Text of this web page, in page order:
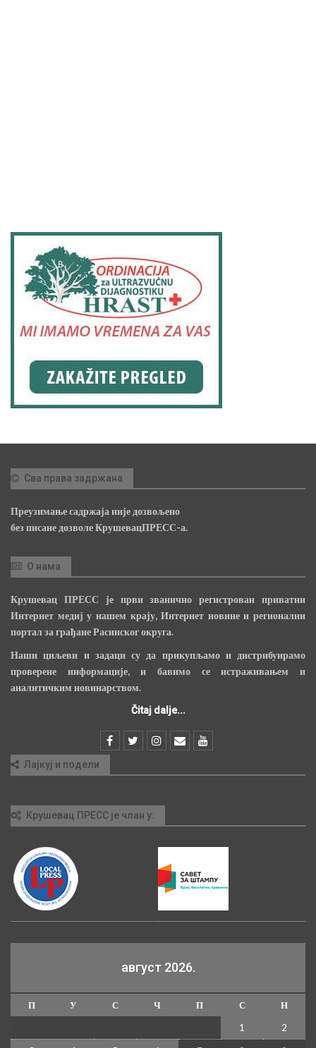
Сва права задржана
Преузимање садржаја није дозвољено
без писане дозволе КрушевацПРЕСС-а.
О нама
Крушевац ПРЕСС је први званично регистрован приватни
Интернет медиј у нашем крају, Интернет новине и регионални
портал за грађане Расинског округа.
Наши циљеви и задаци су да прикупљамо и дистрибуирамо
проверене информације, и бавимо се истраживањем и
аналитичким новинарством.
Čitaj dalje...
Лајкуј и подели
Крушевац ПРЕСС је члан у:
август 2026.
П У С Ч П С
Н
1
2